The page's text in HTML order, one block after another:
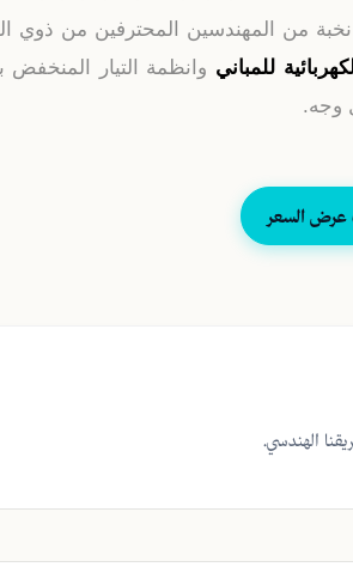
نخبة من المهندسين المحترفين من ذوي
للمباني وانظمة التيار
وجه.
السعر
الهندسي.